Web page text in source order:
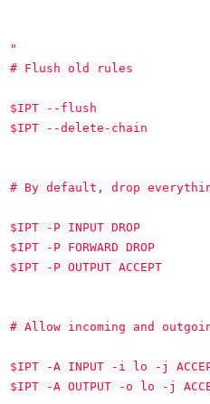
"
# Flush old rules
$IPT --flush
$IPT --delete-chain
# By default, drop
$IPT -P INPUT DROP
$IPT -P FORWARD DROP
$IPT -P OUTPUT ACCEPT
# Allow incoming and
$IPT -A INPUT -i lo -j
$IPT -A OUTPUT -o lo -j